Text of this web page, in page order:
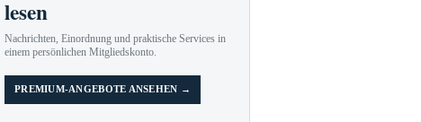
lesen
Nachrichten, Einordnung und praktische Services in
einem persönlichen Mitgliedskonto.
PREMIUM-ANGEBOTE ANSEHEN →